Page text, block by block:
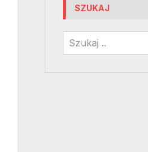
SZUKAJ